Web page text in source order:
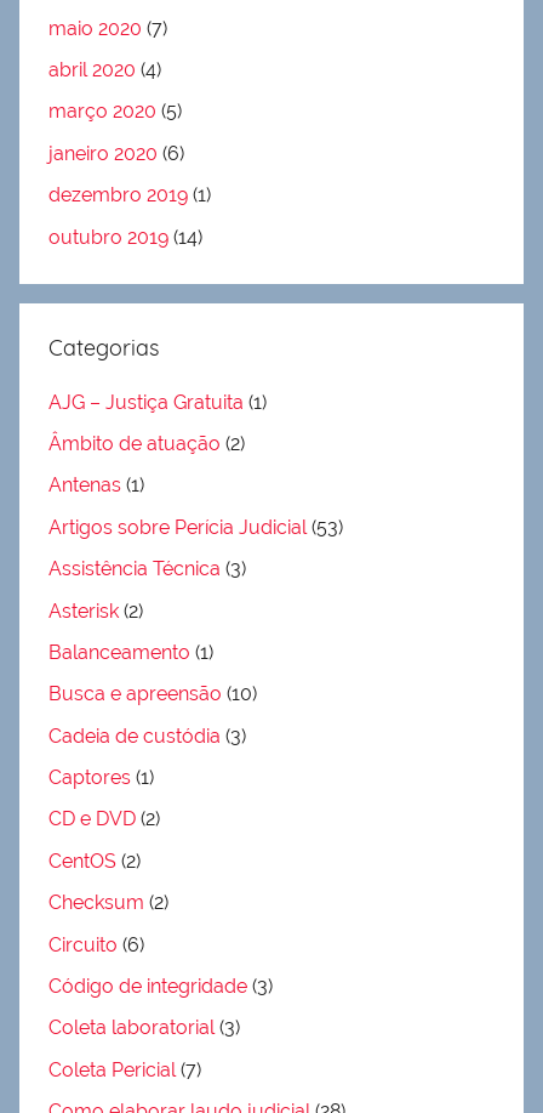
maio 2020 (7)
abril 2020 (4)
março 2020 (5)
janeiro 2020 (6)
dezembro 2019 (1)
outubro 2019 (14)
Categorias
AJG – Justiça Gratuita (1)
Âmbito de atuação (2)
Antenas (1)
Artigos sobre Perícia Judicial(53)
Assistência Técnica (3)
Asterisk (2)
Balanceamento (1)
Busca e apreensão (10)
Cadeia de custódia (3)
Captores (1)
CD e DVD (2)
CentOS (2)
Checksum (2)
Circuito (6)
Código de integridade (3)
Coleta laboratorial(3)
Coleta Pericial (7)